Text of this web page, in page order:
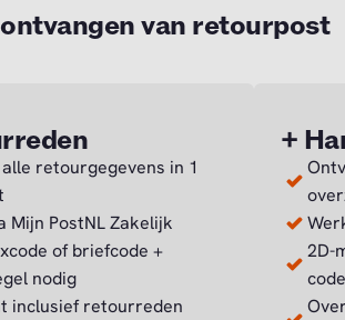
van retourpost
retourgegevens in 1
Mijn PostNL Zakelijk
of briefcode +
nodig
inclusief retourreden
+
2D-